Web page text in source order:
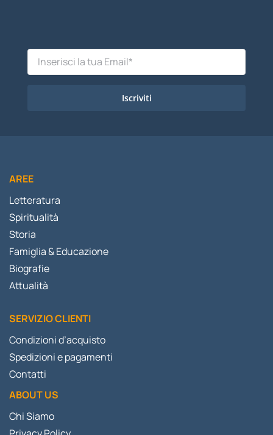
Iscriviti
AREE
Letteratura
Spiritualità
Storia
Famiglia & Educazione
Biografie
Attualità
SERVIZIO CLIENTI
Condizioni d’acquisto
Spedizioni e pagamenti
Contatti
ABOUT US
Chi Siamo